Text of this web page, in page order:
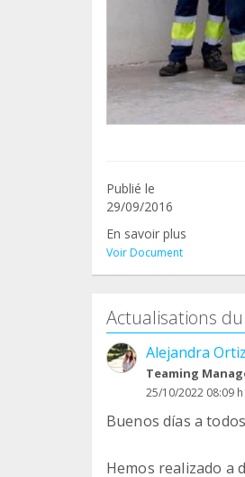
Publié le
29/09/2016
En savoir plus
Voir Document
Actualisations
Alejandra Ortiz
Teaming
25/10/2022 08:09 h
Buenos días a
Hemos realizado a